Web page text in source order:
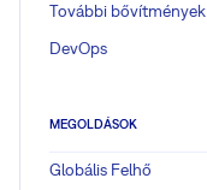
További bővítmények
DevOps
MEGOLDÁSOK
Globális Felhő